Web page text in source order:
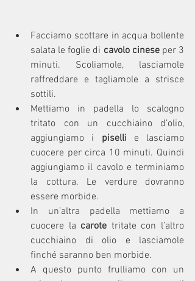
Facciamo scottare in acqua bollente
salata le foglie di cavolo cinese per 3
minuti. Scoliamole, lasciamole
raffreddare e tagliamole a strisce
sottili.
Mettiamo in padella lo scalogno
tritato con un cucchiaino d’olio,
aggiungiamo i piselli e lasciamo
cuocere per circa 10 minuti. Quindi
aggiungiamo il cavolo e terminiamo
la cottura. Le verdure dovranno
essere morbide.
In un’altra padella mettiamo a
cuocere la carote tritate con l’altro
cucchiaino di olio e lasciamole
finché saranno ben morbide.
A questo punto frulliamo con un